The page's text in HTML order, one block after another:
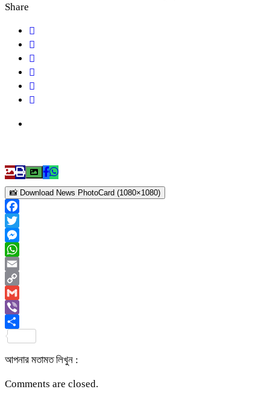
Share
📸 Download News PhotoCard (1080×1080)
Facebook
Twitter
Messenger
WhatsApp
Email
Copy
Link
Gmail
Viber
আপনার মতামত লিখুন :
Comments are closed.